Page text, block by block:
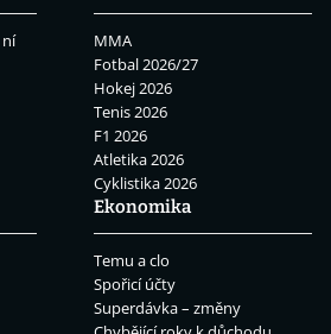
MMA
Fotbal 2026/27
Hokej 2026
Tenis 2026
F1 2026
Atletika 2026
Cyklistika 2026
Ekonomika
Temu a clo
Spořicí účty
Superdávka – změny